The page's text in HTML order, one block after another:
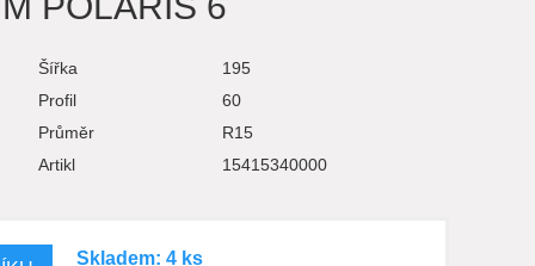
Šířka
195
Profil
60
Průměr
R15
Artikl
15415340000
Skladem: 4 ks